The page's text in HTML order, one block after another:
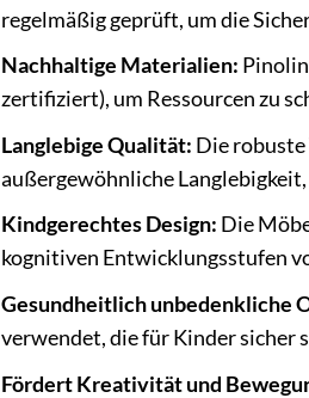
regelmäßig geprüft, um die
Nachhaltige Materialien:
zertifiziert), um Ressourcen zu
Langlebige Qualität: Die
außergewöhnliche
Kindgerechtes Design: Die
kognitiven Entwicklungsstufen
Gesundheitlich unbedenkliche
verwendet, die für Kinder sicher
Fördert Kreativität und